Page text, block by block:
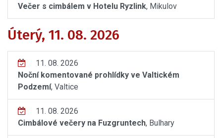
Večer s cimbálem v Hotelu Ryzlink, Mikulov
Úterý, 11. 08. 2026
11. 08. 2026
Noční komentované prohlídky ve Valtickém
Podzemí, Valtice
11. 08. 2026
Cimbálové večery na Fuzgruntech, Bulhary